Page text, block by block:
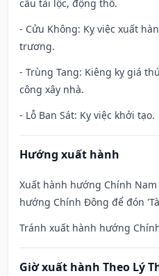
cầu tài lộc, động thổ.
- Cửu Không: Kỵ việc xuất
trương.
- Trùng Tang: Kiêng kỵ giá
công xây nhà.
- Lỗ Ban Sát: Kỵ việc khởi tạo.
Hướng xuất hành
Xuất hành hướng Chính
hướng Chính Đông để đón
Tránh xuất hành hướng
Giờ xuất hành Theo Lý